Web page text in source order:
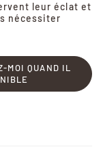
leur éclat et
nécessiter
MOI QUAND IL